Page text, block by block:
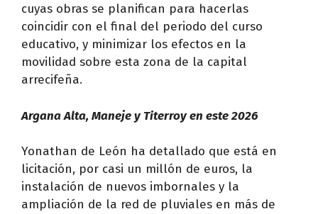
cuyas obras se planifican para hacerlas
coincidir con el final del periodo del curso
educativo, y minimizar los efectos en la
movilidad sobre esta zona de la capital
arrecifeña.
Argana Alta, Maneje y Titerroy en este 2026
Yonathan de León ha detallado que está en
licitación, por casi un millón de euros, la
instalación de nuevos imbornales y la
ampliación de la red de pluviales en más de